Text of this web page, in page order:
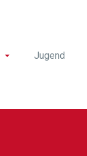
Jugend